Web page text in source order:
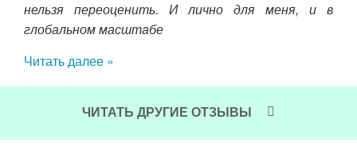
нельзя переоценить. И лично для меня, и в
глобальном масштабе
Читать далее »
ЧИТАТЬ ДРУГИЕ ОТЗЫВЫ